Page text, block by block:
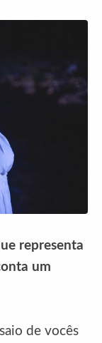
representa
um
de vocês